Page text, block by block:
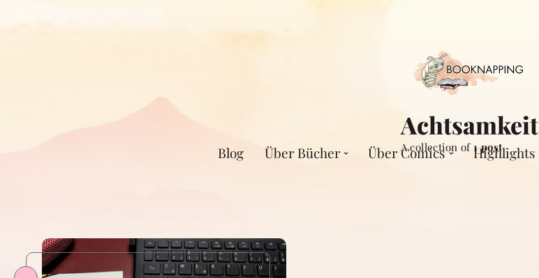
Blog Über Bücher Über Comics Highlights
Achtsamkeit
A collection of 1 post